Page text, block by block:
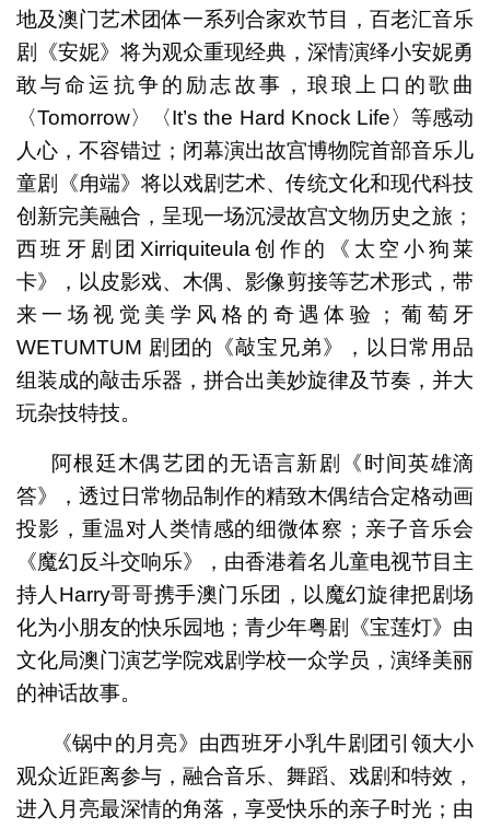
地及澳门艺术团体一系列合家欢节目，百老汇音乐
剧《安妮》将为观众重现经典，深情演绎小安妮勇
敢与命运抗争的励志故事，琅琅上口的歌曲
〈Tomorrow〉〈It’s the Hard Knock Life〉等感动
人心，不容错过；闭幕演出故宫博物院首部音乐儿
童剧《甪端》将以戏剧艺术、传统文化和现代科技
创新完美融合，呈现一场沉浸故宫文物历史之旅；
西班牙剧团Xirriquiteula创作的《太空小狗莱
卡》，以皮影戏、木偶、影像剪接等艺术形式，带
来一场视觉美学风格的奇遇体验；葡萄牙
WETUMTUM 剧团的《敲宝兄弟》，以日常用品
组装成的敲击乐器，拼合出美妙旋律及节奏，并大
玩杂技特技。
阿根廷木偶艺团的无语言新剧《时间英雄滴
答》，透过日常物品制作的精致木偶结合定格动画
投影，重温对人类情感的细微体察；亲子音乐会
《魔幻反斗交响乐》，由香港着名儿童电视节目主
持人Harry哥哥携手澳门乐团，以魔幻旋律把剧场
化为小朋友的快乐园地；青少年粤剧《宝莲灯》由
文化局澳门演艺学院戏剧学校一众学员，演绎美丽
的神话故事。
《锅中的月亮》由西班牙小乳牛剧团引领大小
观众近距离参与，融合音乐、舞蹈、戏剧和特效，
进入月亮最深情的角落，享受快乐的亲子时光；由